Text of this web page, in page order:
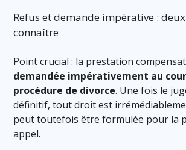
Refus et demande impérative :
connaître
Point crucial : la prestation
demandée impérativement au
procédure de divorce. Une fois le
définitif, tout droit est
peut toutefois être formulée pour la
appel.